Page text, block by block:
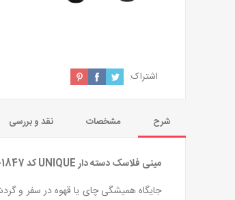
اشتراک:
شرح مشخصات نقد و بررسی
مینی فلاسک دسته دار UNIQUE کد UN-1847 حجم 450mL رنگ مشکی
جایگاه همیشگی چای یا قهوه در سفر و